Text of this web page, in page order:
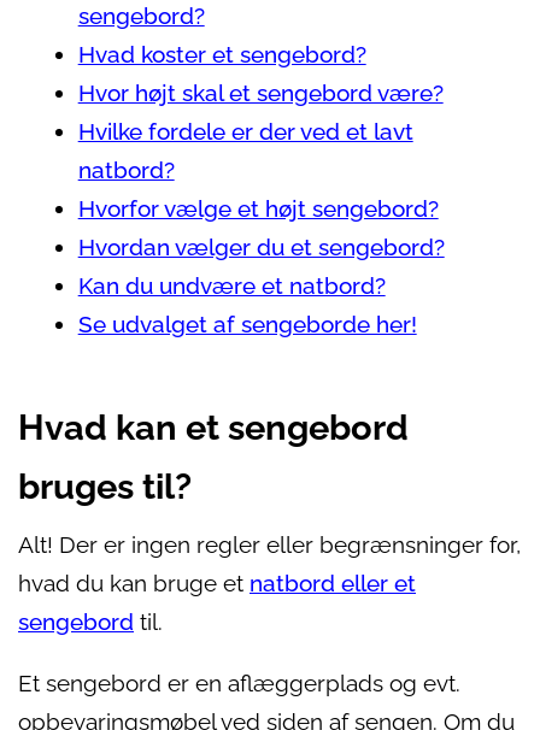
sengebord?
Hvad koster et sengebord?
Hvor højt skal et sengebord være?
Hvilke fordele er der ved et lavt
natbord?
Hvorfor vælge et højt sengebord?
Hvordan vælger du et sengebord?
Kan du undvære et natbord?
Se udvalget af sengeborde her!
Hvad kan et sengebord
bruges til?
Alt! Der er ingen regler eller begrænsninger for,
hvad du kan bruge et natbord eller et
sengebord til.
Et sengebord er en aflæggerplads og evt.
opbevaringsmøbel ved siden af sengen. Om du